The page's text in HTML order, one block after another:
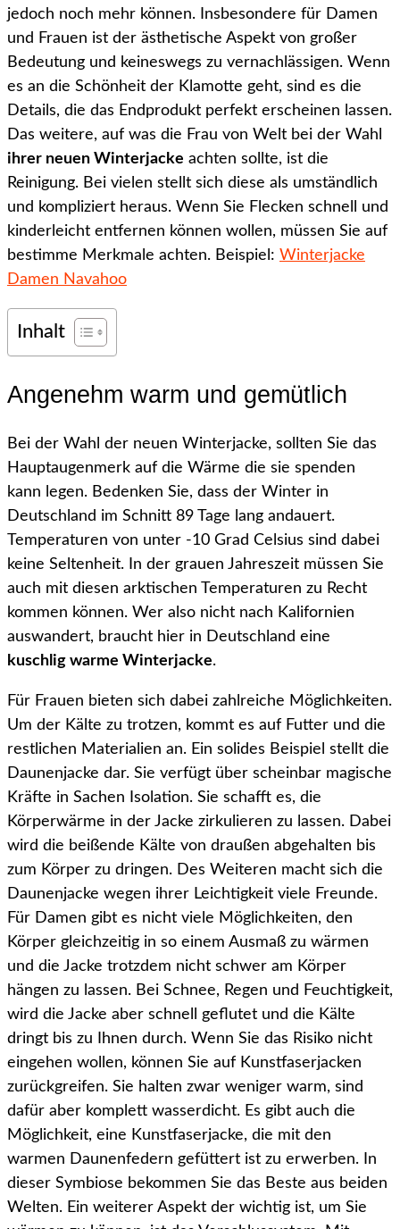
jedoch noch mehr können. Insbesondere für Damen
und Frauen ist der ästhetische Aspekt von großer
Bedeutung und keineswegs zu vernachlässigen. Wenn
es an die Schönheit der Klamotte geht, sind es die
Details, die das Endprodukt perfekt erscheinen lassen.
Das weitere, auf was die Frau von Welt bei der Wahl
ihrer neuen Winterjacke achten sollte, ist die
Reinigung. Bei vielen stellt sich diese als umständlich
und kompliziert heraus. Wenn Sie Flecken schnell und
kinderleicht entfernen können wollen, müssen Sie auf
bestimme Merkmale achten. Beispiel: Winterjacke
Damen Navahoo
Inhalt
Angenehm warm und gemütlich
Bei der Wahl der neuen Winterjacke, sollten Sie das
Hauptaugenmerk auf die Wärme die sie spenden
kann legen. Bedenken Sie, dass der Winter in
Deutschland im Schnitt 89 Tage lang andauert.
Temperaturen von unter -10 Grad Celsius sind dabei
keine Seltenheit. In der grauen Jahreszeit müssen Sie
auch mit diesen arktischen Temperaturen zu Recht
kommen können. Wer also nicht nach Kalifornien
auswandert, braucht hier in Deutschland eine
kuschlig warme Winterjacke.
Für Frauen bieten sich dabei zahlreiche Möglichkeiten.
Um der Kälte zu trotzen, kommt es auf Futter und die
restlichen Materialien an. Ein solides Beispiel stellt die
Daunenjacke dar. Sie verfügt über scheinbar magische
Kräfte in Sachen Isolation. Sie schafft es, die
Körperwärme in der Jacke zirkulieren zu lassen. Dabei
wird die beißende Kälte von draußen abgehalten bis
zum Körper zu dringen. Des Weiteren macht sich die
Daunenjacke wegen ihrer Leichtigkeit viele Freunde.
Für Damen gibt es nicht viele Möglichkeiten, den
Körper gleichzeitig in so einem Ausmaß zu wärmen
und die Jacke trotzdem nicht schwer am Körper
hängen zu lassen. Bei Schnee, Regen und Feuchtigkeit,
wird die Jacke aber schnell geflutet und die Kälte
dringt bis zu Ihnen durch. Wenn Sie das Risiko nicht
eingehen wollen, können Sie auf Kunstfaserjacken
zurückgreifen. Sie halten zwar weniger warm, sind
dafür aber komplett wasserdicht. Es gibt auch die
Möglichkeit, eine Kunstfaserjacke, die mit den
warmen Daunenfedern gefüttert ist zu erwerben. In
dieser Symbiose bekommen Sie das Beste aus beiden
Welten. Ein weiterer Aspekt der wichtig ist, um Sie